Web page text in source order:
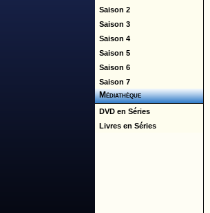
Saison 2
Saison 3
Saison 4
Saison 5
Saison 6
Saison 7
Médiathèque
DVD en Séries
Livres en Séries